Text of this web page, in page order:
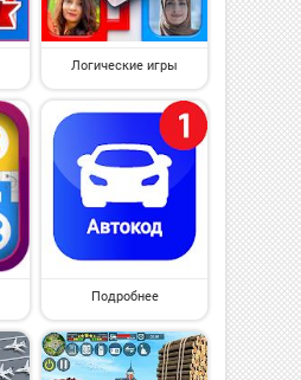
Логические игры
Подробнее